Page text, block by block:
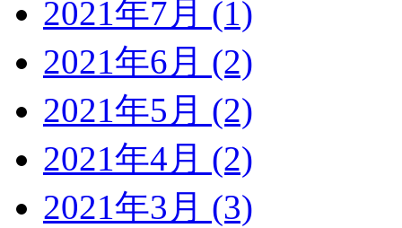
2021年7月 (1)
2021年6月 (2)
2021年5月 (2)
2021年4月 (2)
2021年3月 (3)